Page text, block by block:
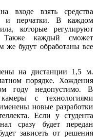
взять средства
и перчатки. В каждом
которые регулируют
Также каждый сможет
же будут обработаны все
на дистанции 1,5 м.
порядке. Хождения
году недопустимо. В
с технологиями
новые разработки
Если у студента
сразу будет передан
зависеть от решения